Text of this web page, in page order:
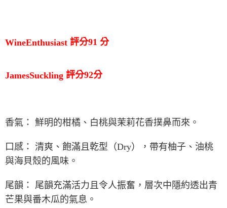
WineEnthusiast 評分91 分
JamesSuckling 評分92分
香氣： 鮮明的柑橘、白桃與茉莉花香撲鼻而來。
口感： 清爽、飽滿且乾型（Dry），帶有柚子、油桃
與海貝殼的風味。
尾韻： 尾韻充滿活力且令人振奮，層次中隱約透出青
芒果與番木瓜的氣息。